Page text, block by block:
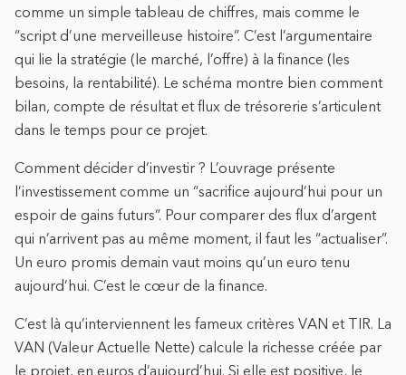
comme un simple tableau de chiffres, mais comme le
“script d’une merveilleuse histoire”. C’est l’argumentaire
qui lie la stratégie (le marché, l’offre) à la finance (les
besoins, la rentabilité). Le schéma montre bien comment
bilan, compte de résultat et flux de trésorerie s’articulent
dans le temps pour ce projet.
Comment décider d’investir ? L’ouvrage présente
l’investissement comme un “sacrifice aujourd’hui pour un
espoir de gains futurs”. Pour comparer des flux d’argent
qui n’arrivent pas au même moment, il faut les “actualiser”.
Un euro promis demain vaut moins qu’un euro tenu
aujourd’hui. C’est le cœur de la finance.
C’est là qu’interviennent les fameux critères VAN et TIR. La
VAN (Valeur Actuelle Nette) calcule la richesse créée par
le projet, en euros d’aujourd’hui. Si elle est positive, le